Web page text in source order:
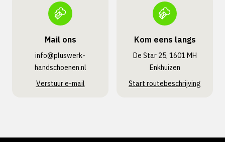
Mail ons
info@pluswerk­
handschoenen.nl
Verstuur e-mail
Kom eens langs
De Star 25, 1601 MH
Enkhuizen
Start routebeschrijving